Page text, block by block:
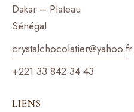
Dakar – Plateau
Sénégal
crystalchocolatier@yahoo.fr
+221 33 842 34 43
LIENS